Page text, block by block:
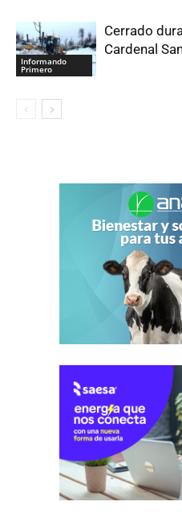
Informando
Primero
Cerrado
Cardenal